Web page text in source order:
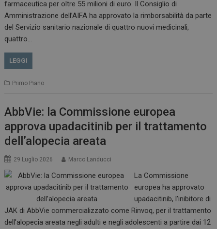
farmaceutica per oltre 55 milioni di euro. Il Consiglio di
Amministrazione dell’AIFA ha approvato la rimborsabilità da parte
del Servizio sanitario nazionale di quattro nuovi medicinali,
quattro…
LEGGI
Primo Piano
AbbVie: la Commissione europea
approva upadacitinib per il trattamento
dell’alopecia areata
29 Luglio 2026 Marco Landucci
La Commissione
europea ha approvato
upadacitinib, l’inibitore di
JAK di AbbVie commercializzato come Rinvoq, per il trattamento
dell’alopecia areata negli adulti e negli adolescenti a partire dai 12
VISITOR_INFO1_LIVE
Google LLC
.youtube.com
5